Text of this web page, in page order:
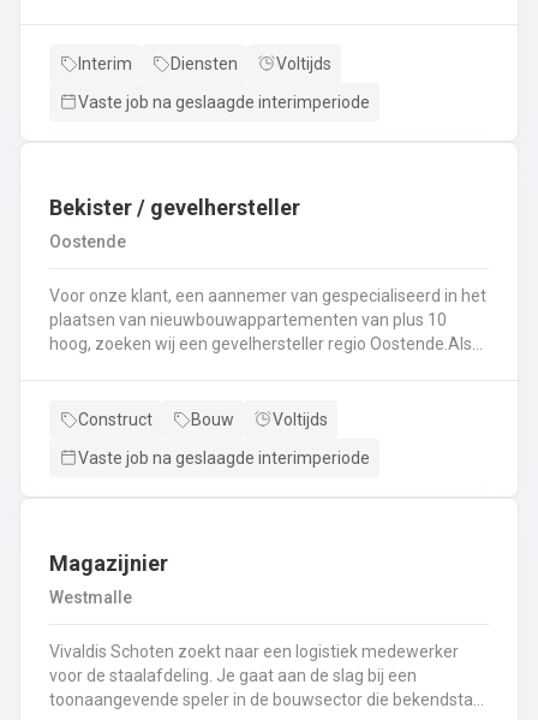
Dan ben jij de persoon die wij zoeken!
Interim Diensten
Voltijds
Vaste job na geslaagde interimperiode
Bekister / gevelhersteller
Oostende
Voor onze klant, een aannemer van gespecialiseerd in het
plaatsen van nieuwbouwappartementen van plus 10
hoog, zoeken wij een gevelhersteller regio Oostende.Als
collegas. Je zal voornamelijk ingezet worden voor:
gevel;Opnieuw voegen van bakstenen;Renovatie van
wapening en voorzien van een beschermlaag;Herstellen
2de natuur en heeft weinig geheimen voor jou. Je weet de
aanpakken. Dan is dit zeker de job voor jou!
Construct Bouw
Voltijds
Vaste job na geslaagde interimperiode
Magazijnier
Westmalle
Vivaldis Schoten zoekt naar een logistiek medewerker
voor de staalafdeling. Je gaat aan de slag bij een
toonaangevende speler in de bouwsector die bekendstaat